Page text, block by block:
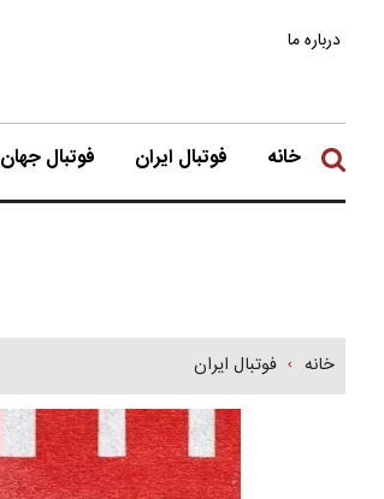
درباره ما
خانه فوتبال ایران فوتبال جهان
خانه فوتبال ایران